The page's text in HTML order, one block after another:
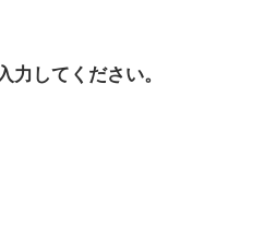
力してください。